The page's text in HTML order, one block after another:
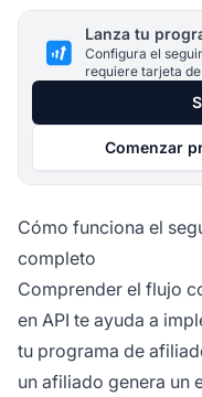
Lanza tu
Configura el
requiere tarjeta
Comenzar
Cómo funciona el
completo
Comprender el flujo
en API te ayuda a
tu programa de
un afiliado genera un